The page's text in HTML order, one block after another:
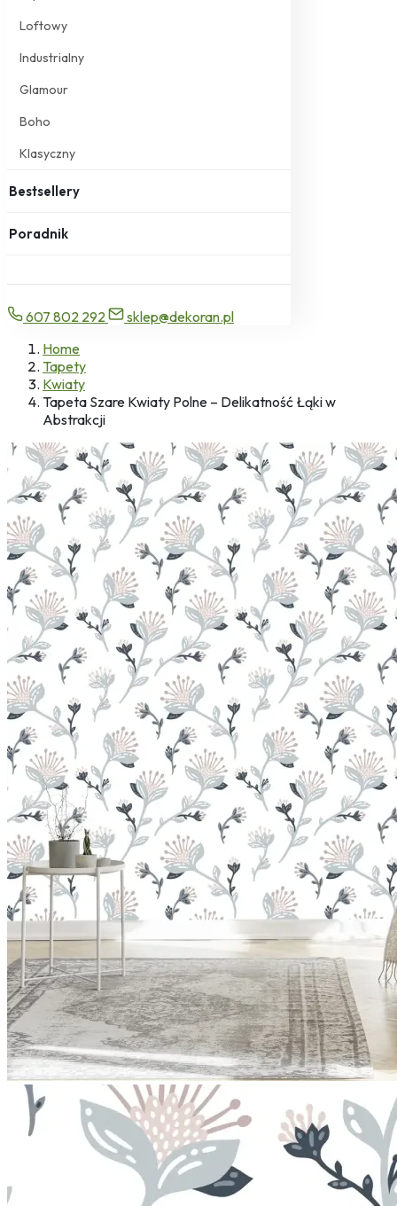
Loftowy
Industrialny
Glamour
Boho
Klasyczny
Bestsellery
Poradnik
607 802 292
sklep@dekoran.pl
Home
Tapety
Kwiaty
Tapeta Szare Kwiaty Polne – Delikatność Łąki w
Abstrakcji